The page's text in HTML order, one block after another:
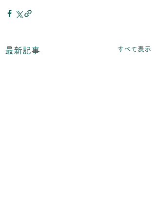
最新記事 すべて表示